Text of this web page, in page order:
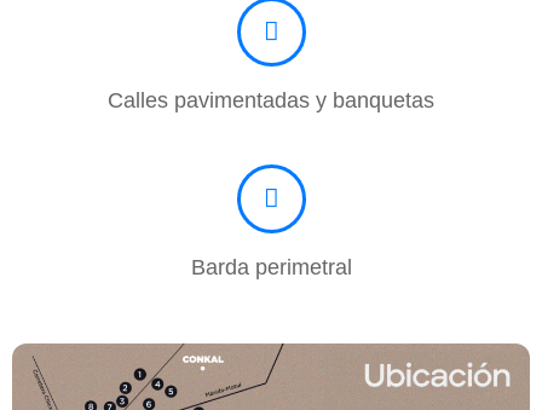
Calles pavimentadas y banquetas
Barda perimetral